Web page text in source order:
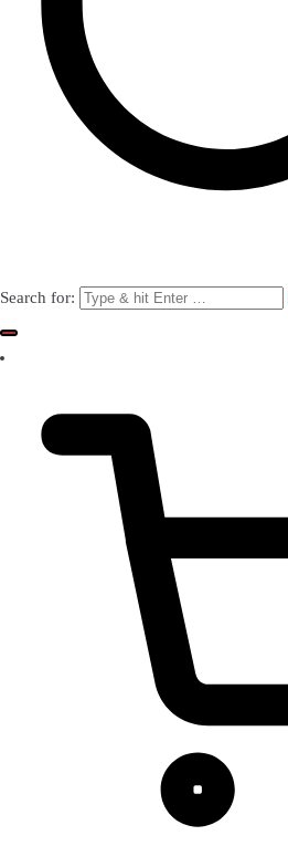
Search for: